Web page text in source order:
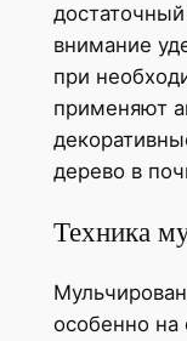
внимание
при
применяют
дерево в
Техника
особенно на